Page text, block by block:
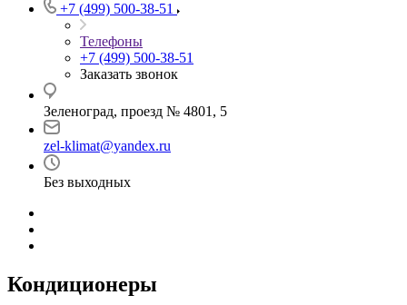
+7 (499) 500-38-51
Телефоны
+7 (499) 500-38-51
Заказать звонок
Зеленоград, проезд № 4801, 5
zel-klimat@yandex.ru
Без выходных
Кондиционеры